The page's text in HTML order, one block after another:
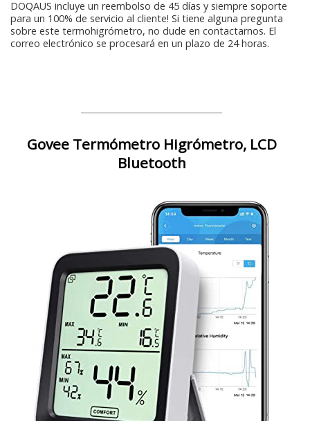
DOQAUS incluye un reembolso de 45 días y siempre soporte
para un 100% de servicio al cliente! Si tiene alguna pregunta
sobre este termohigrómetro, no dude en contactarnos. El
correo electrónico se procesará en un plazo de 24 horas.
Govee Termómetro Higrómetro, LCD
Bluetooth